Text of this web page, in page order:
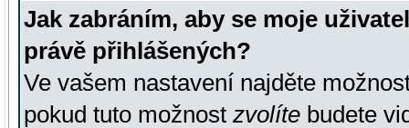
Jak zabráním, aby se moje
právě přihlášených?
Ve vašem nastavení najděte
pokud tuto možnost zvolíte budete